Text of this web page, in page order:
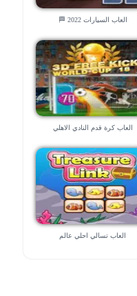
العاب السيارات 2022 🏁
العاب كرة قدم النادي الاهلي
العاب تسالي احلي عالم